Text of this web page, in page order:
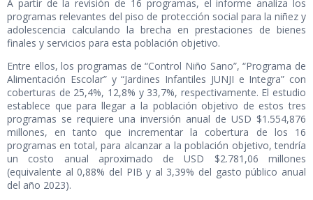
A partir de la revisión de 16 programas, el informe analiza los
programas relevantes del piso de protección social para la niñez y
adolescencia calculando la brecha en prestaciones de bienes
finales y servicios para esta población objetivo.
Entre ellos, los programas de “Control Niño Sano”, “Programa de
Alimentación Escolar” y “Jardines Infantiles JUNJI e Integra” con
coberturas de 25,4%, 12,8% y 33,7%, respectivamente. El estudio
establece que para llegar a la población objetivo de estos tres
programas se requiere una inversión anual de USD $1.554,876
millones, en tanto que incrementar la cobertura de los 16
programas en total, para alcanzar a la población objetivo, tendría
un costo anual aproximado de USD $2.781,06 millones
(equivalente al 0,88% del PIB y al 3,39% del gasto público anual
del año 2023).